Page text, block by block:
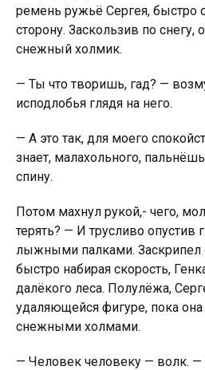
ремень рyжьё Сергея, быстро
сторону. Заскользив по снегу,
снежный холмик.
— Ты что творишь, гад? —
исподлобья глядя на него.
— А это так, для моего
знает, малахольного,
спину.
Потом махнул рукой,- чего,
терять? — И трусливо опустив
лыжными палками.
быстро набирая скорость,
далёкого леса. Полулёжа,
удаляющейся фигуре, пока она
снежными холмами.
— Человек человеку — волк.